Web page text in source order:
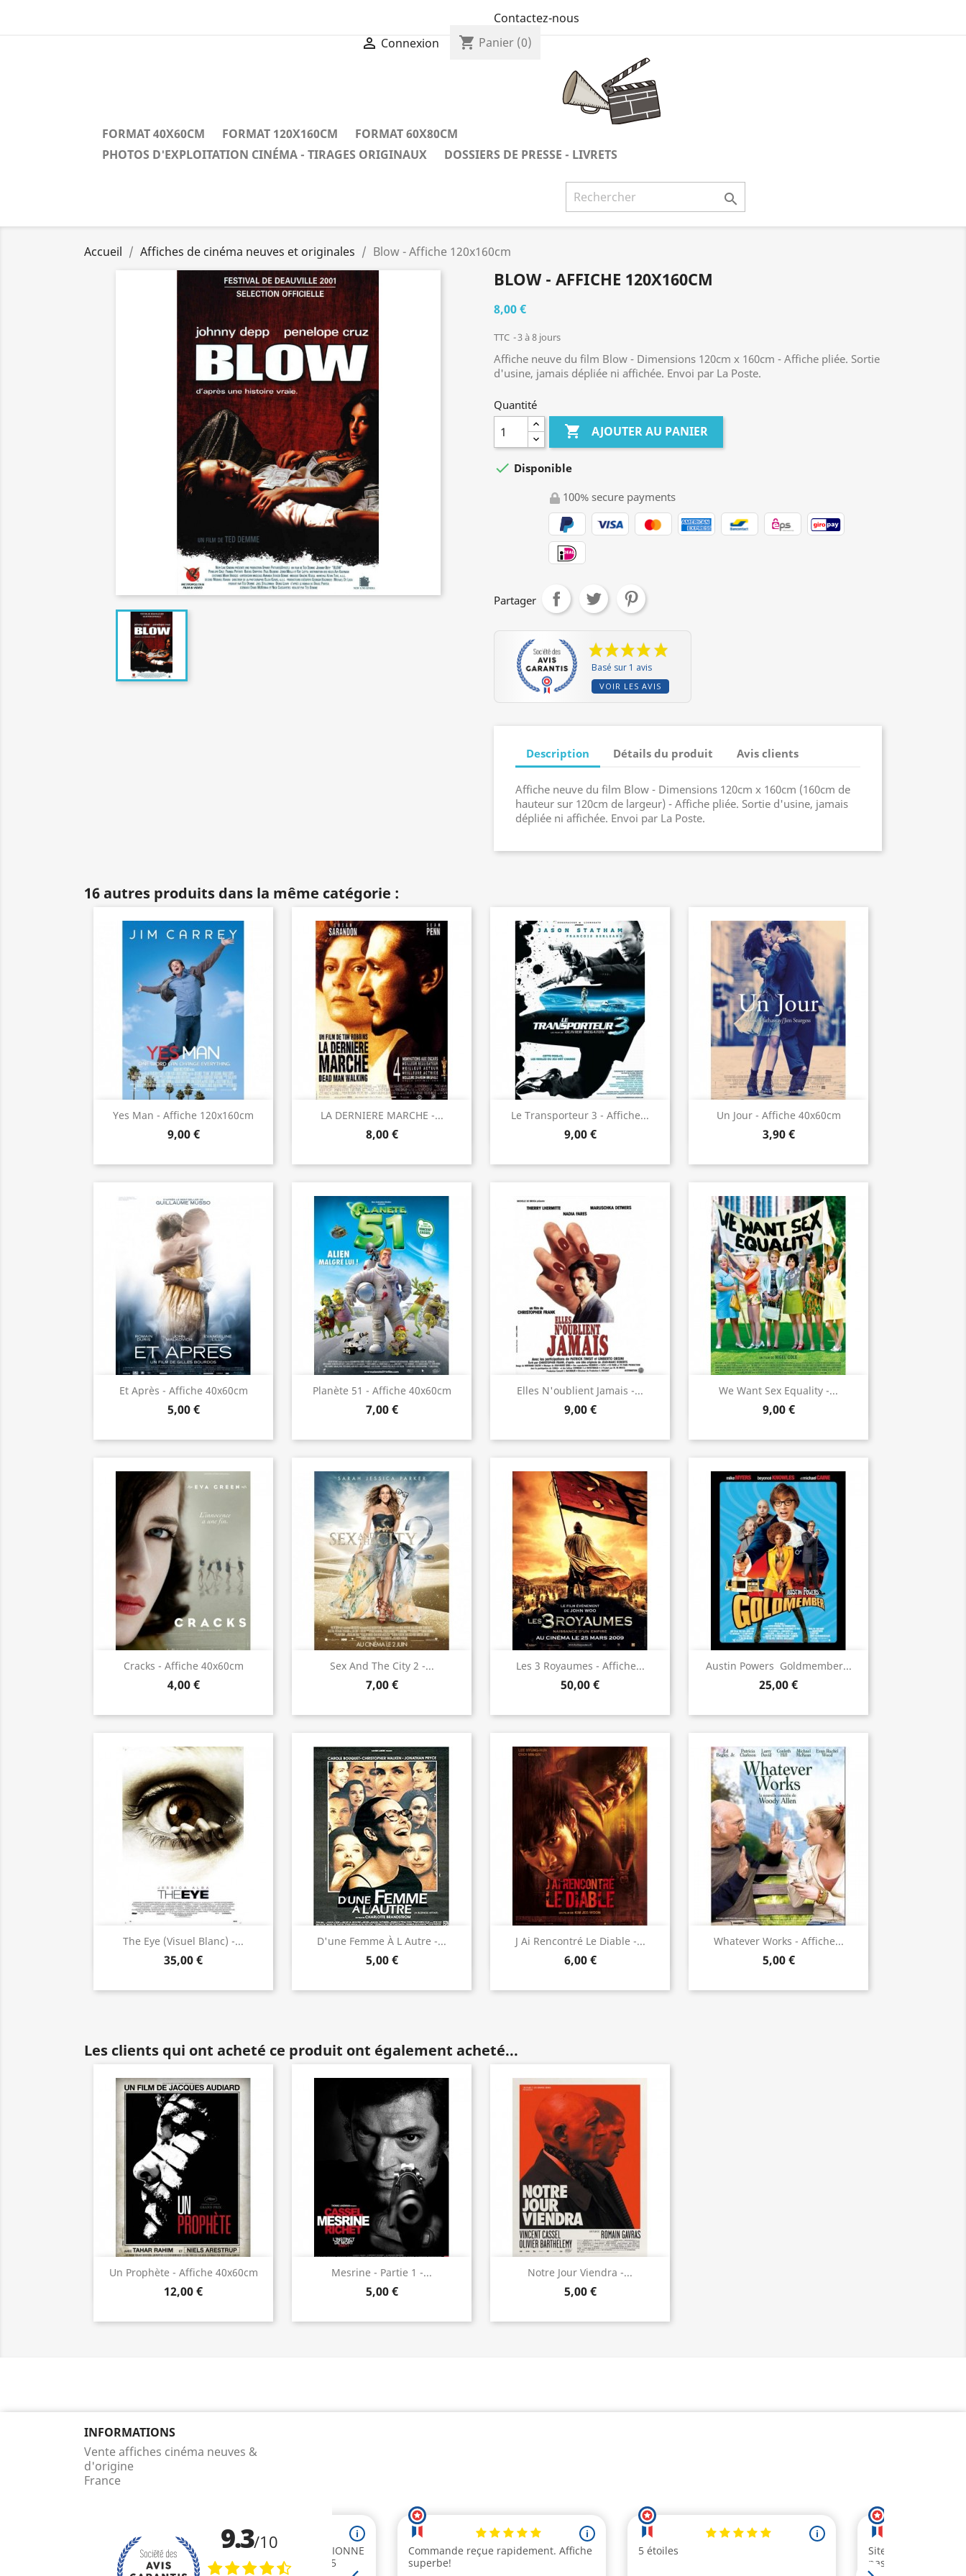
Contactez-nous
 Connexion shopping_cart Panier (0)
FORMAT 40X60CM FORMAT 120X160CM
FORMAT 60X80CM
PHOTOS D'EXPLOITATION CINÉMA - TIRAGES ORIGINAUX
DOSSIERS DE PRESSE - LIVRETS

Accueil Affiches de cinéma neuves et originales Blow - Affiche 120x160cm
BLOW - AFFICHE 120X160CM
8,00 €
TTC 3 à 8 jours
Affiche neuve du film Blow - Dimensions 120cm x 160cm - Affiche pliée. Sortie
d'usine, jamais dépliée ni affichée. Envoi par La Poste.
Quantité
 AJOUTER AU PANIER
 Disponible
100% secure payments
Partager
Basé sur 1 avis
VOIR LES AVIS
Description Détails du produit Avis clients
Affiche neuve du film Blow - Dimensions 120cm x 160cm (160cm de
hauteur sur 120cm de largeur) - Affiche pliée. Sortie d'usine, jamais
dépliée ni affichée. Envoi par La Poste.
16 autres produits dans la même catégorie :
Yes Man - Affiche 120x160cm
9,00 €
Aperçu rapide LA DERNIERE MARCHE -...
8,00 €
Aperçu rapide Le Transporteur 3 - Affiche...
9,00 €
Aperçu rapide Un Jour - Affiche 40x60cm
3,90 €
Aperçu rapide
Et Après - Affiche 40x60cm
5,00 €
Aperçu rapide Planète 51 - Affiche 40x60cm
7,00 €
 Aperçu rapide Elles N'oublient Jamais -...
9,00 €
Aperçu rapide We Want Sex Equality -...
9,00 €
Aperçu rapide
Cracks - Affiche 40x60cm
4,00 €
Aperçu rapide Sex And The City 2 -...
7,00 €
Aperçu rapide Les 3 Royaumes - Affiche...
50,00 €
Aperçu rapide Austin Powers  Goldmember...
25,00 €
Aperçu rapide
The Eye (visuel Blanc) -...
35,00 €
Aperçu rapide D'une Femme À L Autre -...
5,00 €
Aperçu rapide J Ai Rencontré Le Diable -...
6,00 €
Aperçu rapide Whatever Works - Affiche...
5,00 €
Aperçu rapide
Les clients qui ont acheté ce produit ont également acheté...
Un Prophète - Affiche 40x60cm
12,00 €
Aperçu rapide Mesrine - Partie 1 -...
5,00 €
Aperçu rapide Notre Jour Viendra -...
5,00 €
Aperçu rapide
INFORMATIONS
Vente affiches cinéma neuves &
d'origine
France